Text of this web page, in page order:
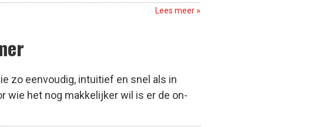
Lees meer »
zo eenvoudig, intuitief en snel als in
wie het nog makkelijker wil is er de on-